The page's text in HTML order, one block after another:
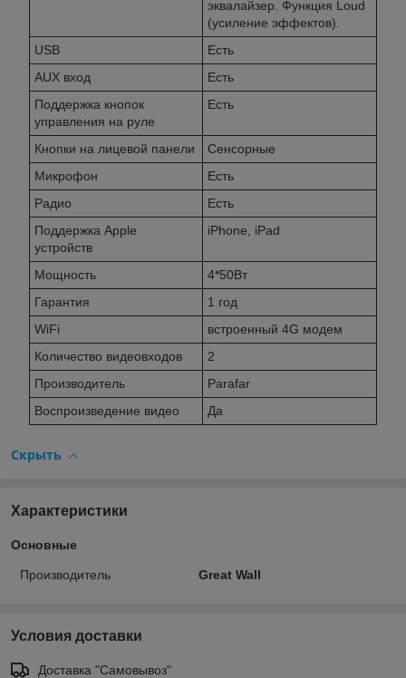
эквалайзер. Функция Loud
(усиление эффектов).
USB
Есть
AUX вход
Есть
Поддержка кнопок
управления на руле
Есть
Кнопки на лицевой панели
Сенсорные
Микрофон
Есть
Радио
Есть
Поддержка Apple
устройств
iPhone, iPad
Мощность
4*50Вт
Гарантия
1 год
WiFi
встроенный 4G модем
Количество видеовходов
2
Производитель
Parafar
Воспроизведение видео
Да
Скрыть
Характеристики
Основные
Производитель Great Wall
Условия доставки
Доставка "Самовывоз"